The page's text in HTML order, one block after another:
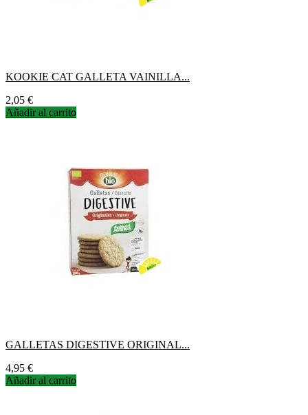
KOOKIE CAT GALLETA VAINILLA...
Precio
2,05 €
Añadir al carrito
GALLETAS DIGESTIVE ORIGINAL...
Precio
4,95 €
Añadir al carrito